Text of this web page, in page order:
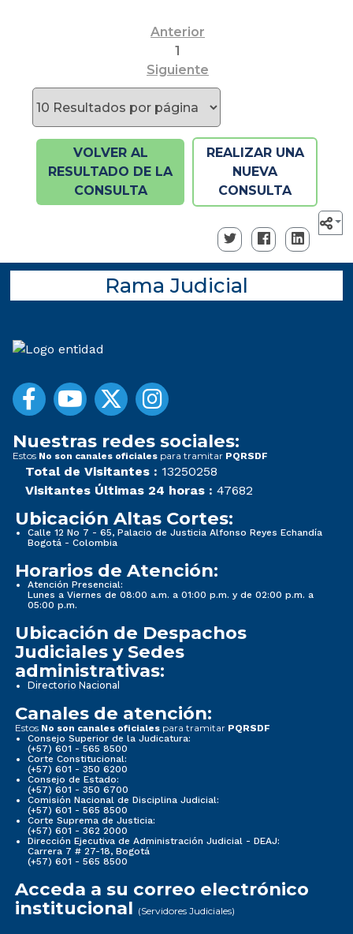
Anterior
1
Siguiente
VOLVER AL
RESULTADO DE LA
CONSULTA
REALIZAR UNA
NUEVA
CONSULTA
Rama Judicial
Nuestras redes sociales:
Estos No son canales oficiales para tramitar PQRSDF
Total de Visitantes : 13250258
Visitantes Últimas 24 horas : 47682
Ubicación Altas Cortes:
Calle 12 No 7 - 65, Palacio de Justicia Alfonso Reyes Echandía
Bogotá - Colombia
Horarios de Atención:
Atención Presencial:
Lunes a Viernes de 08:00 a.m. a 01:00 p.m. y de 02:00 p.m. a
05:00 p.m.
Ubicación de Despachos
Judiciales y Sedes
administrativas:
Directorio Nacional
Canales de atención:
Estos No son canales oficiales para tramitar PQRSDF
Consejo Superior de la Judicatura:
(+57) 601 - 565 8500
Corte Constitucional:
(+57) 601 - 350 6200
Consejo de Estado:
(+57) 601 - 350 6700
Comisión Nacional de Disciplina Judicial:
(+57) 601 - 565 8500
Corte Suprema de Justicia:
(+57) 601 - 362 2000
Dirección Ejecutiva de Administración Judicial - DEAJ:
Carrera 7 # 27-18, Bogotá
(+57) 601 - 565 8500
Acceda a su correo electrónico
institucional (Servidores Judiciales)